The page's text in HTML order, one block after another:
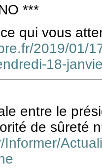
***
qui vous
2019/01/
18-
entre le
de sûreté
Informer/